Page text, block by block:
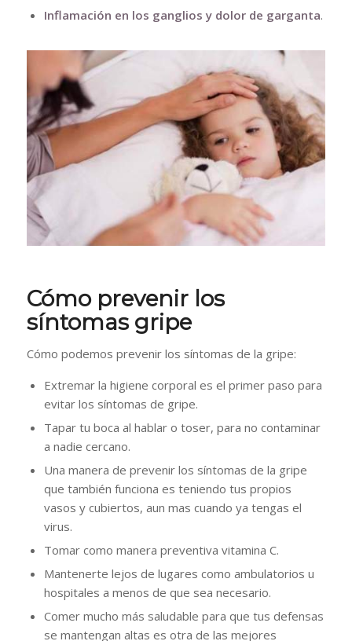
Inflamación en los ganglios y dolor de garganta.
Cómo prevenir los
síntomas gripe
Cómo podemos prevenir los síntomas de la gripe:
Extremar la higiene corporal es el primer paso para
evitar los síntomas de gripe.
Tapar tu boca al hablar o toser, para no contaminar
a nadie cercano.
Una manera de prevenir los síntomas de la gripe
que también funciona es teniendo tus propios
vasos y cubiertos, aun mas cuando ya tengas el
virus.
Tomar como manera preventiva vitamina C.
Mantenerte lejos de lugares como ambulatorios u
hospitales a menos de que sea necesario.
Comer mucho más saludable para que tus defensas
se mantengan altas es otra de las mejores